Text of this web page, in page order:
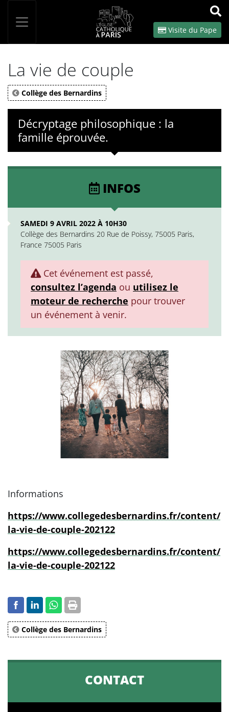
OK
Visite du Pape
La vie de couple
Collège des Bernardins
Décryptage philosophique : la
famille éprouvée.
INFOS
SAMEDI 9 AVRIL 2022 À 10H30
Collège des Bernardins 20 Rue de Poissy, 75005 Paris,
France 75005 Paris
Cet événement est passé,
consultez l’agenda ou utilisez le
moteur de recherche pour trouver
un événement à venir.
Informations
https://www.collegedesbernardins.fr/content/
la-vie-de-couple-202122
https://www.collegedesbernardins.fr/content/
la-vie-de-couple-202122
Collège des Bernardins
CONTACT
Panneau de gestion des cookies